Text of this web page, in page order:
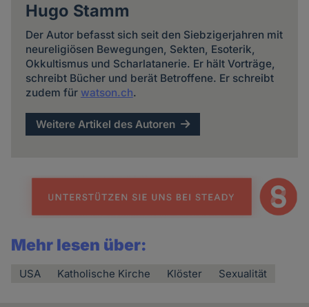
Hugo Stamm
Der Autor befasst sich seit den Siebzigerjahren mit
neureligiösen Bewegungen, Sekten, Esoterik,
Okkultismus und Scharlatanerie. Er hält Vorträge,
schreibt Bücher und berät Betroffene. Er schreibt
zudem für watson.ch.
Weitere Artikel des Autoren
Mehr lesen über:
USA Katholische Kirche Klöster Sexualität